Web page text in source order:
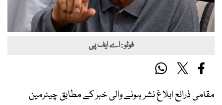
فوٹو : اے ایف پی
مقامی ذرائع ابلاغ نشر ہونے والی خبر کے مطابق چیئرمین